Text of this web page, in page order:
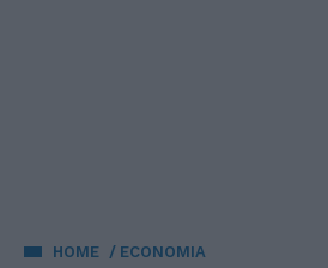
HOME ECONOMIA